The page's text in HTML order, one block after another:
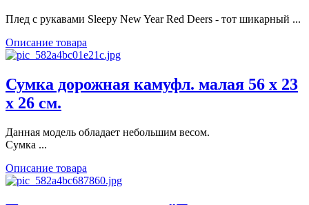
Плед с рукавами Sleepy New Year Red Deers - тот шикарный ...
Описание товара
Сумка дорожная камуфл. малая 56 х 23
х 26 см.
Данная модель обладает небольшим весом.
Сумка ...
Описание товара